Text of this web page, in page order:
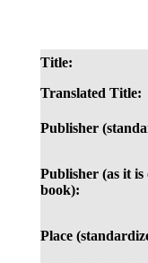
Title:
Translated Title:
Publisher
Publisher (as it is
book):
Place